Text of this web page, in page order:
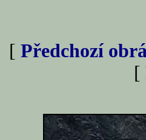
[ Předchozí
[